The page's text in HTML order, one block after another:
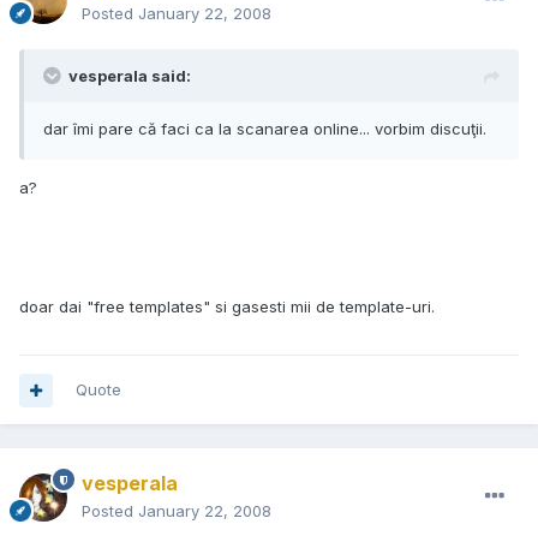
Posted January 22, 2008
vesperala said:
dar îmi pare că faci ca la scanarea online... vorbim discuţii.
a?
doar dai "free templates" si gasesti mii de template-uri.
Quote
vesperala
Posted January 22, 2008